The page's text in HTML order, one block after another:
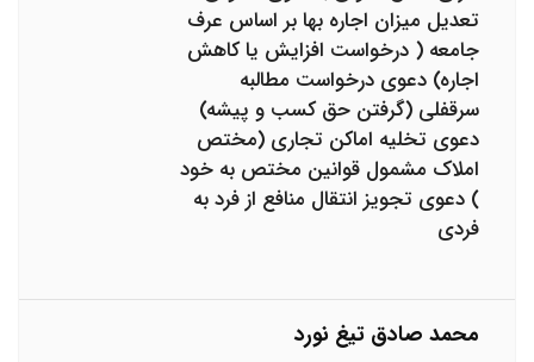
تعدیل میزان اجاره بها بر اساس عرف
جامعه ( درخواست افزایش یا کاهش
اجاره) دعوی درخواست مطالبه
سرقفلی (گرفتن حق کسب و پیشه)
دعوی تخلیه‌‌ اماکن تجاری (مختص
املاک مشمول قوانین مختص به خود
) دعوی تجویز انتقال منافع از فرد به
فردی
محمد صادق تیغ نورد